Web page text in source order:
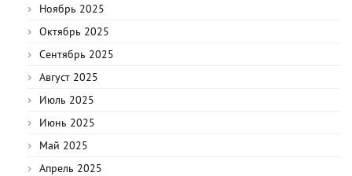
Ноябрь 2025
Октябрь 2025
Сентябрь 2025
Август 2025
Июль 2025
Июнь 2025
Май 2025
Апрель 2025